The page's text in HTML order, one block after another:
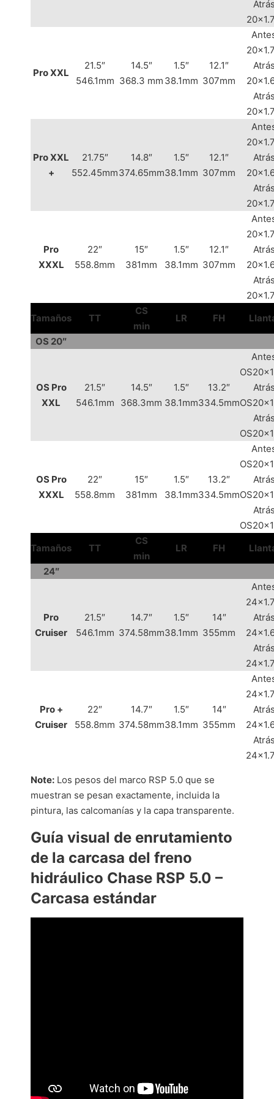
Pro XXL
21.5″
546.1mm
14.5″
368.3 mm
1.5″
38.1mm
12.1″
307mm
Pro XXL
+
21.75″
552.45mm
14.8″
374.65mm
1.5″
38.1mm
12.1″
307mm
Pro
XXXL
22″
558.8mm
15″
381mm
1.5″
38.1mm
12.1″
307mm
Tamaños
TT
CS
min
LR FH
OS 20″
OS Pro
XXL
21.5″
546.1mm
14.5″
368.3mm
1.5″
38.1mm
13.2″
334.5mm
OS Pro
XXXL
22″
558.8mm
15″
381mm
1.5″
38.1mm
13.2″
334.5mm
Tamaños
TT
CS
min
LR FH
24″
Pro
Cruiser
21.5″
546.1mm
14.7″
374.58mm
1.5″
38.1mm
14″
355mm
Pro +
Cruiser
22″
558.8mm
14.7″
374.58mm
1.5″
38.1mm
14″
355mm
Note: Los pesos del marco RSP 5.0 que se
muestran se pesan exactamente, incluida la
pintura, las calcomanías y la capa transparente.
Guía visual de enrutamiento
de la carcasa del freno
hidráulico Chase RSP 5.0 –
Carcasa estándar